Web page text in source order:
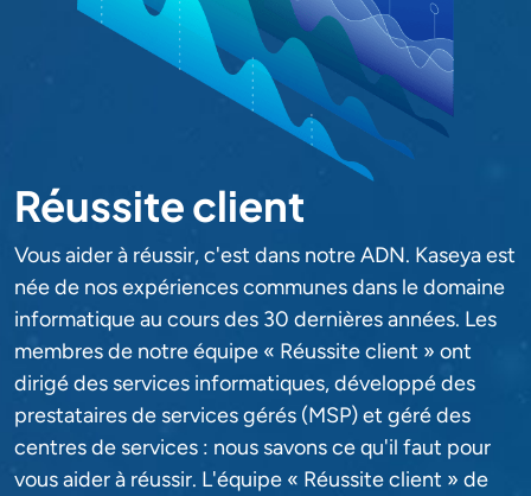
Réussite client
Vous aider à réussir, c'est dans notre ADN. Kaseya est
née de nos expériences communes dans le domaine
informatique au cours des 30 dernières années. Les
membres de notre équipe « Réussite client » ont
dirigé des services informatiques, développé des
prestataires de services gérés (MSP) et géré des
centres de services : nous savons ce qu'il faut pour
vous aider à réussir. L'équipe « Réussite client » de